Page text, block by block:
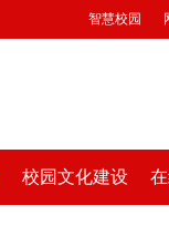
智慧校园
校园文化建设